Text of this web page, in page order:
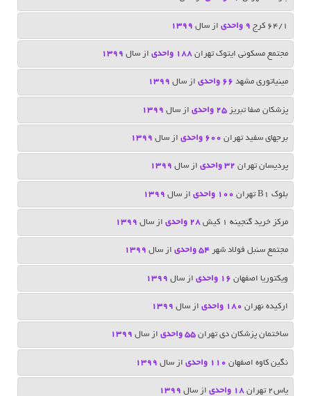
۶۴/۱ کرج ۹ واحدی از سال 1399
مجتمع مسکونی ایتوک تهران 188 واحدی از سال 1399
مینیاتوری مشهد 66 واحدی از سال 1399
پزشکان صفا تبریز 25 واحدی از سال 1399
برجهای سفید تهران 600 واحدی از سال 1399
پردیسان تهران 32 واحدی از سال 1399
بلوک B1 تهران 100 واحدی از سال 1399
مرکز خرید گنجینه 1 کیش 28 واحدی از سال 1399
مجتمع سنبل فولاد شهر 54 واحدی از سال 1399
ویکتوریا اصفهان 16 واحدی از سال 1399
اركيده نهران 180 واحدی از سال 1399
ساختمان پزشكان دي تهران 55 واحدی از سال 1399
نگین کاوه اصفهان 110 واحدی از سال 1399
یاس۲ تهران ۱۸ واحدی از سال 1399